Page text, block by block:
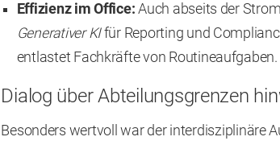
Effizienz im Office: Auch abseits der
Generativer KIfür Reporting und
entlastet Fachkräfte von Routineaufgaben.
Dialog über Abteilungsgrenzen
Besonders wertvoll war der interdisziplinäre